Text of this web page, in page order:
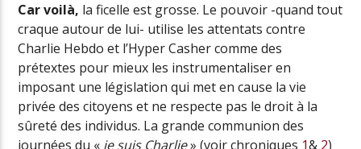
Car voilà, la ficelle est grosse. Le pouvoir -quand tout
craque autour de lui- utilise les attentats contre
Charlie Hebdo et l’Hyper Casher comme des
prétextes pour mieux les instrumentaliser en
imposant une législation qui met en cause la vie
privée des citoyens et ne respecte pas le droit à la
sûreté des individus. La grande communion des
journées du « je suis Charlie» (voir chroniques 1& 2)